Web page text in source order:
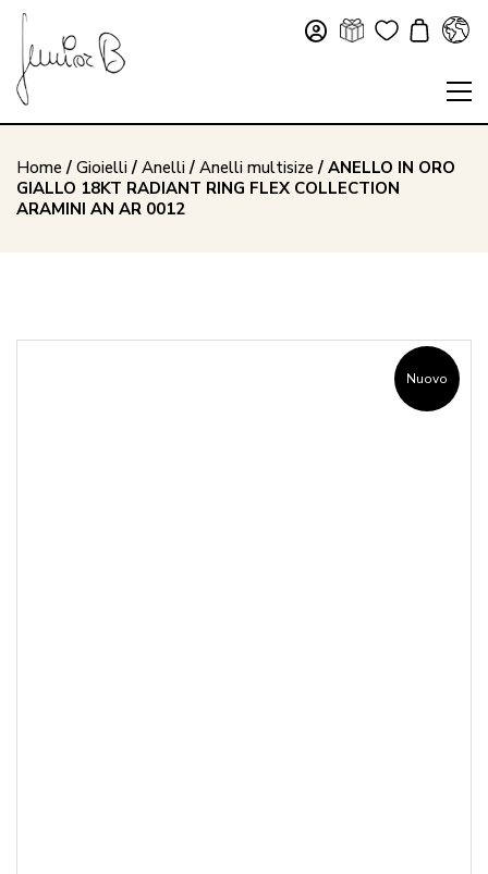
Home / Gioielli/ Anelli/ Anelli multisize / ANELLO IN ORO
GIALLO 18KT RADIANT RING FLEX COLLECTION
ARAMINI AN AR 0012
Nuovo